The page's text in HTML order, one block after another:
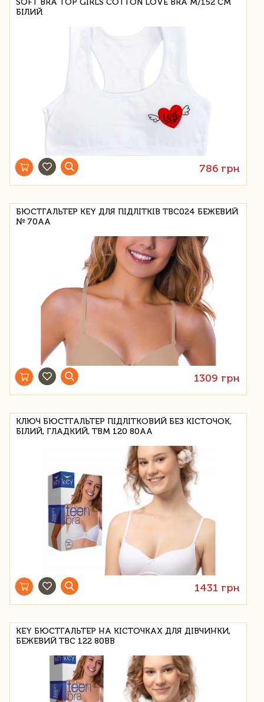
SOFT BRA TOP GIRLS COTTON LOVE BRA M/152 СМ
БІЛИЙ
786 грн
БЮСТГАЛЬТЕР KEY ДЛЯ ПІДЛІТКІВ TBC024 БЕЖЕВИЙ
№ 70AA
1309 грн
КЛЮЧ БЮСТГАЛЬТЕР ПІДЛІТКОВИЙ БЕЗ КІСТОЧОК,
БІЛИЙ, ГЛАДКИЙ, TBM 120 80AA
1431 грн
KEY БЮСТГАЛЬТЕР НА КІСТОЧКАХ ДЛЯ ДІВЧИНКИ,
БЕЖЕВИЙ TBC 122 80BB